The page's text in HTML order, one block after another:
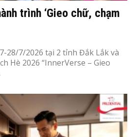
trình ‘Gieo chữ, chạm
28/7/2026 tại 2 tỉnh Đắk Lắk và
Hè 2026 “InnerVerse – Gieo